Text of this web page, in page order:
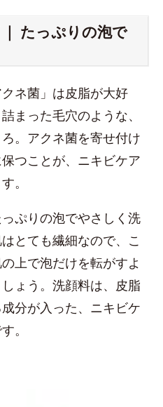
たっぷりの泡で
ネ菌」は皮脂が大好
まった毛穴のような、
。アクネ菌を寄せ付け
つことが、ニキビケア
。
ぷりの泡でやさしく洗
とても繊細なので、こ
上で泡だけを転がすよ
ょう。洗顔料は、皮脂
分が入った、ニキビケ
。